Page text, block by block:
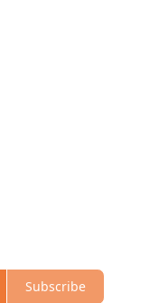
Subscribe